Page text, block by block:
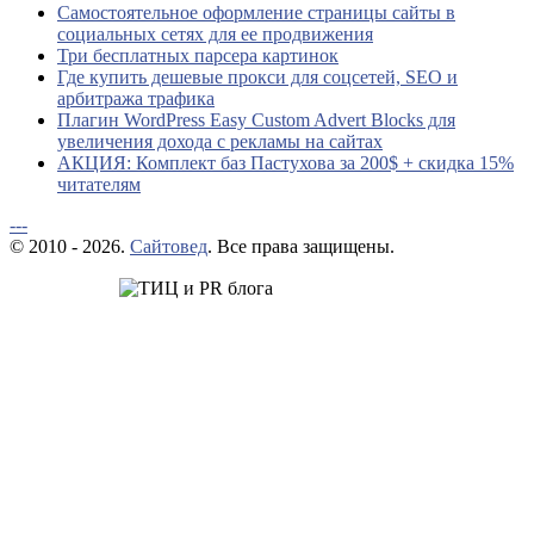
Самостоятельное оформление страницы сайты в
социальных сетях для ее продвижения
Три бесплатных парсера картинок
Где купить дешевые прокси для соцсетей, SEO и
арбитража трафика
Плагин WordPress Easy Custom Advert Blocks для
увеличения дохода с рекламы на сайтах
АКЦИЯ: Комплект баз Пастухова за 200$ + скидка 15%
читателям
---
© 2010 - 2026. Сайтовед. Все права защищены.